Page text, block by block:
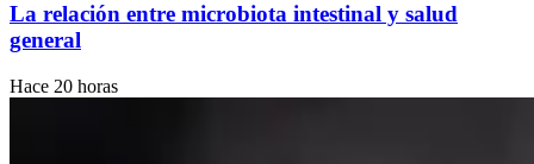
La relación entre microbiota intestinal y salud
general
Hace 20 horas